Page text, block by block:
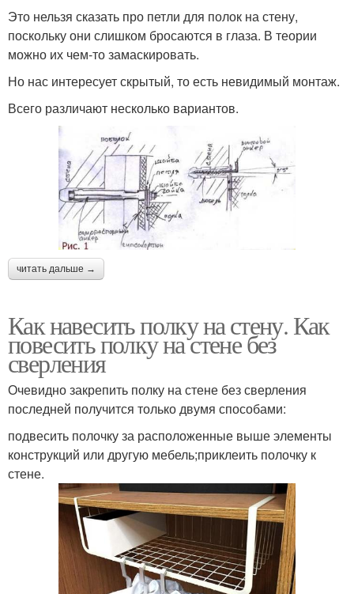
Это нельзя сказать про петли для полок на стену,
поскольку они слишком бросаются в глаза. В теории
можно их чем-то замаскировать.
Но нас интересует скрытый, то есть невидимый монтаж.
Всего различают несколько вариантов.
читать дальше →
Как навесить полку на стену. Как
повесить полку на стене без
сверления
Очевидно закрепить полку на стене без сверления
последней получится только двумя способами:
подвесить полочку за расположенные выше элементы
конструкций или другую мебель;приклеить полочку к
стене.